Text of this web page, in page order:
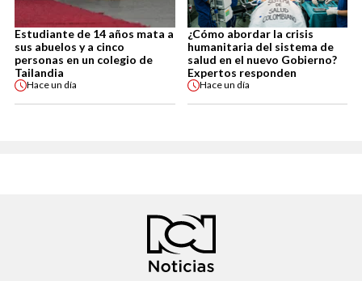
Estudiante de 14 años mata a
sus abuelos y a cinco
personas en un colegio de
Tailandia
Haceun día
¿Cómo abordar la crisis
humanitaria del sistema de
salud en el nuevo Gobierno?
Expertos responden
Haceun día